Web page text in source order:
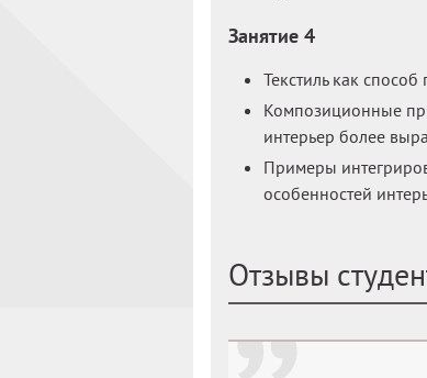
Занятие 4
Текстиль как
Композиционные
интерьер более
Примеры
особенностей
Отзывы